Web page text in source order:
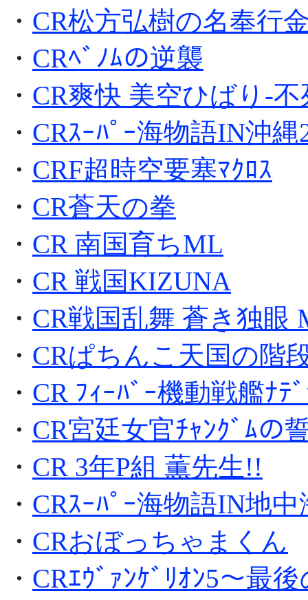
・ CR松方弘樹の名奉行
・ CRﾍﾞﾉﾑの逆襲
・ CR爽快 美空ひばり-
・ CRｽｰﾊﾟｰ海物語IN沖縄
・ CRF超時空要塞ﾏｸﾛｽ
・ CR蒼天の拳
・ CR 南国育ちML
・ CR 戦国KIZUNA
・ CR戦国乱舞 蒼き独眼
・ CRぱちんこ天国の階
・ CR ﾌｨｰﾊﾞｰ機動戦艦ﾅﾃ
・ CR宮廷女官ﾁｬﾝｸﾞﾑの
・ CR 3年P組 薫先生!!
・ CRｽｰﾊﾟｰ海物語IN地中
・ CRおぼっちゃまくん
・ CRｴｳﾞｧﾝｹﾞﾘｵﾝ5～最